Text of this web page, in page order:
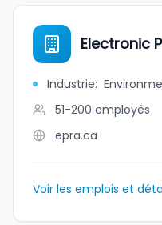
Electronic
Industrie:
51-200 employés
epra.ca
Voir les emplois et